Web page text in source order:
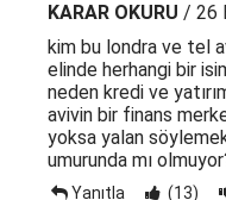
KARAR OKURU / 26
kim bu londra ve tel
elinde herhangi bir
neden kredi ve
avivin bir finans
yoksa yalan
umurunda mı
Yanıtla (13)